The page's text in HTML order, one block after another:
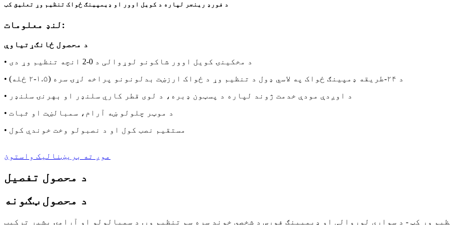
د فورډ رینجر لپاره د کویل اوور او ډیمپینګ ځواک تنظیم وړ تعلیق کټ
لنډ معلومات:
د محصول ځانګړتیاوې
• د مخکینۍ کویل اوور شاکونو لوړوالی د 0-2 انچه تنظیم وړ دی
• د ۲۴-طریقه ډمپینګ ځواک په لاسي ډول د تنظیم وړ د ځواک ارزښت بدلونونو پراخه لړۍ سره (۱.۵-۲ ځله)
• د اوږدې مودې خدمت ژوند لپاره د پسټون ډبره، د لوی قطر کاري سلنډر او بهرنۍ سلنډر
• د موټر چلولو ښه آرام، سمبالښت او ثبات
• مستقیم نصب کول او د نصبولو وخت خوندي کول
موږ ته بریښنالیک واستوئ
د محصول تفصیل
د محصول ټګونه